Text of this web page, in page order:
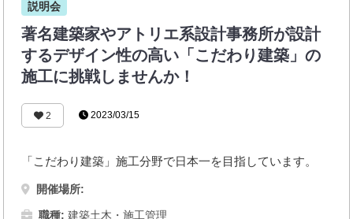
説明会
著名建築家やアトリエ系設計事務所が設計
するデザイン性の高い「こだわり建築」の
施工に挑戦しませんか！
2 2023/03/15
「こだわり建築」施工分野で日本一を目指しています。
開催場所:
職種: 建築土木・施工管理